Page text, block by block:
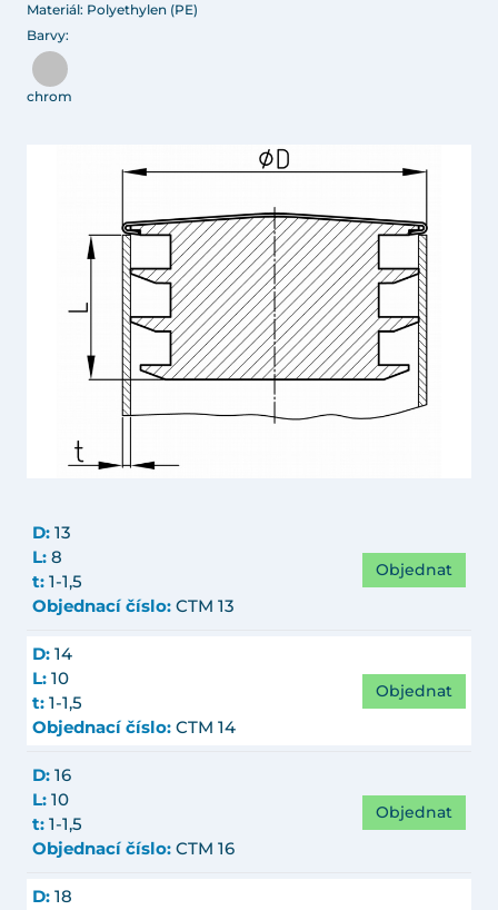
Materiál: Polyethylen (PE)
Barvy:
chrom
D: 13
L: 8
t: 1-1,5
Objednací číslo: CTM 13
Objednat
D: 14
L: 10
t: 1-1,5
Objednací číslo: CTM 14
Objednat
D: 16
L: 10
t: 1-1,5
Objednací číslo: CTM 16
Objednat
D: 18